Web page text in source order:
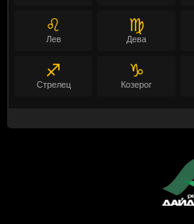
♌
Лев
♍
Дева
♐
Стрелец
♑
Козерог